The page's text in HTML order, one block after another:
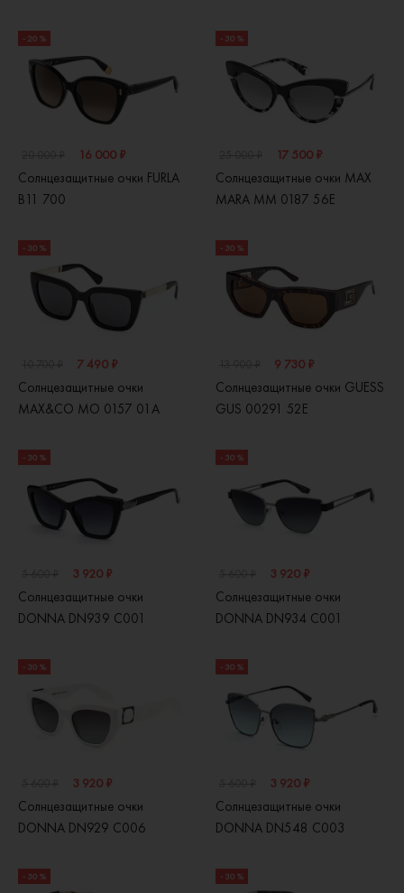
- 20 %
16 000 ₽
Солнцезащитные очки FURLA
B11 700
- 30 %
17 500 ₽
Солнцезащитные очки MAX
MARA MM 0187 56E
- 30 %
7 490 ₽
Солнцезащитные очки
MAX&CO MO 0157 01A
- 30 %
9 730 ₽
Солнцезащитные очки GUESS
GUS 00291 52E
- 30 %
3 920 ₽
Солнцезащитные очки
DONNA DN939 C001
- 30 %
3 920 ₽
Солнцезащитные очки
DONNA DN934 C001
- 30 %
3 920 ₽
Солнцезащитные очки
DONNA DN929 C006
- 30 %
3 920 ₽
Солнцезащитные очки
DONNA DN548 C003
- 30 % - 30 %